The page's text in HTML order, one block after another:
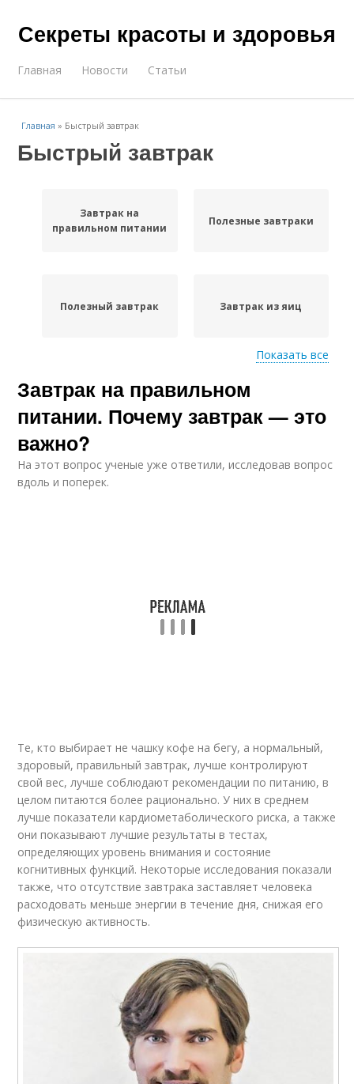
Секреты красоты и здоровья
Главная Новости Статьи
Главная » Быстрый завтрак
Быстрый завтрак
Завтрак на
правильном питании
Полезные завтраки
Полезный завтрак Завтрак из яиц
Завтраки из яиц Маффина на завтрак
Завтрак с гранолой
Завтраки для
Показать все
Завтрак на правильном
питании. Почему завтрак — это
важно?
На этот вопрос ученые уже ответили, исследовав вопрос
вдоль и поперек.
Те, кто выбирает не чашку кофе на бегу, а нормальный,
здоровый, правильный завтрак, лучше контролируют
свой вес, лучше соблюдают рекомендации по питанию, в
целом питаются более рационально. У них в среднем
лучше показатели кардиометаболического риска, а также
они показывают лучшие результаты в тестах,
определяющих уровень внимания и состояние
когнитивных функций. Некоторые исследования показали
также, что отсутствие завтрака заставляет человека
расходовать меньше энергии в течение дня, снижая его
физическую активность.